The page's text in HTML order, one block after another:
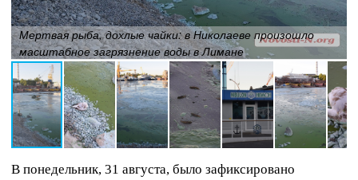
Мертвая рыба, дохлые чайки: в Николаеве произошло
масштабное загрязнение воды в Лимане
В понедельник, 31 августа, было зафиксировано